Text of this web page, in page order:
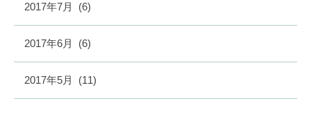
2017年7月 (6)
2017年6月 (6)
2017年5月 (11)